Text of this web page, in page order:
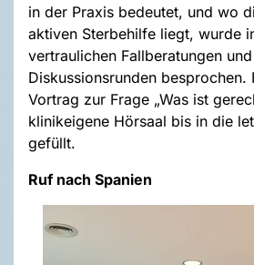
in der Praxis bedeutet, und wo
aktiven Sterbehilfe liegt, wurde
vertraulichen Fallberatungen
Diskussionsrunden besprochen.
Vortrag zur Frage „Was ist
klinikeigene Hörsaal bis in die
gefüllt.
Ruf nach Spanien